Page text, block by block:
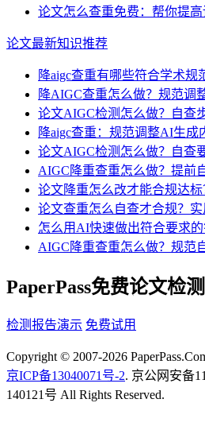
论文怎么查重免费：帮你提
论文最新知识推荐
降aigc查重有哪些符合学术规
降AIGC查重怎么做？规范调
论文AIGC检测怎么做？自查
降aigc查重：规范调整AI生成
论文AIGC检测怎么做？自查
AIGC降重查重怎么做？提前
论文降重怎么改才能合规达标
论文查重怎么自查才合规？
怎么用AI快速做出符合要求的
AIGC降重查重怎么做？规范
PaperPass免费论文检测
检测报告演示 免费试用
Copyright © 2007-2026
京ICP备13040071号-2. 京公网安备
140121号 All Rights Reserved.